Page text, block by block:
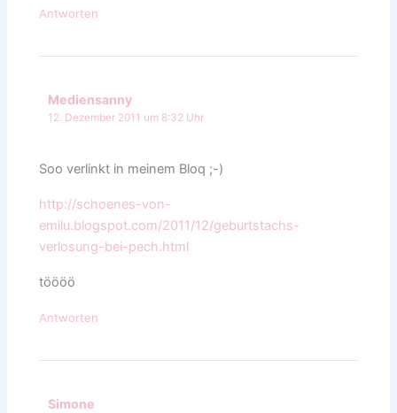
Antworten
Mediensanny
12. Dezember 2011 um 8:32 Uhr
Soo verlinkt in meinem Bloq ;-)
http://schoenes-von-
emilu.blogspot.com/2011/12/geburtstachs-
verlosung-bei-pech.html
töööö
Antworten
Simone